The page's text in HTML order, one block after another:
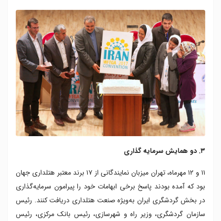
۳. دو همایش سرمایه گذاری
۱۱ و ۱۲ مهرماه، تهران میزبان نمایندگانی از ۱۷ برند معتبر هتلداری جهان
بود که آمده بودند پاسخ برخی ابهامات خود را پیرامون سرمایه‌گذاری
در بخش گردشگری ایران به‌ویژه صنعت هتلداری دریافت کنند. رئیس
سازمان گردشگری، وزیر راه و شهرسازی، رئیس بانک مرکزی، رئیس